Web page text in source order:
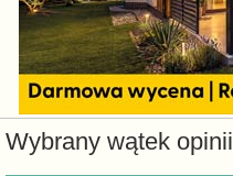
Wybrany wątek opinii